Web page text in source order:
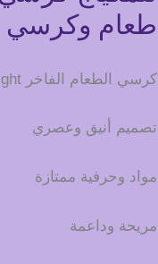
طعام وكرسي
كرسي الطعام الفاخر Nordic Light: الأناقة تلتقي بالبساطة
تصميم أنيق وعصري
مواد وحرفية ممتازة
مريحة وداعمة